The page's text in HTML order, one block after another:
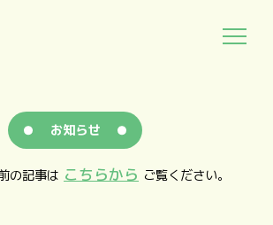
お知らせ
の記事は こちらから ご覧ください。